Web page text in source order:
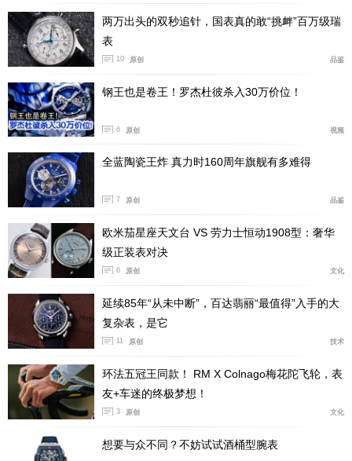
对我而言，黑水鬼本是终点却成了起点，而对于你，或许
只有让时间来证明。
针对准备入手的朋友，几条良心建议如下：
1.现代劳力士运动款蚝式壳型显大，建议腕围16.5-17cm
两万出头的双秒追针，国表真的敢“挑衅”百万级瑞
表
10 原创 品鉴
钢王也是卷王！罗杰杜彼杀入30万价位！
6 原创 视频
全蓝陶瓷王炸 真力时160周年旗舰有多难得
7 原创 品鉴
欧米茄星座天文台 VS 劳力士恒动1908型：奢华
级正装表对决
6 原创 文化
延续85年“从未中断”，百达翡丽“最值得”入手的大
复杂表，是它
11 原创 技术
环法五冠王同款！ RM X Colnago梅花陀飞轮，表
友+车迷的终极梦想！
3 原创 文化
想要与众不同？不妨试试酒桶型腕表